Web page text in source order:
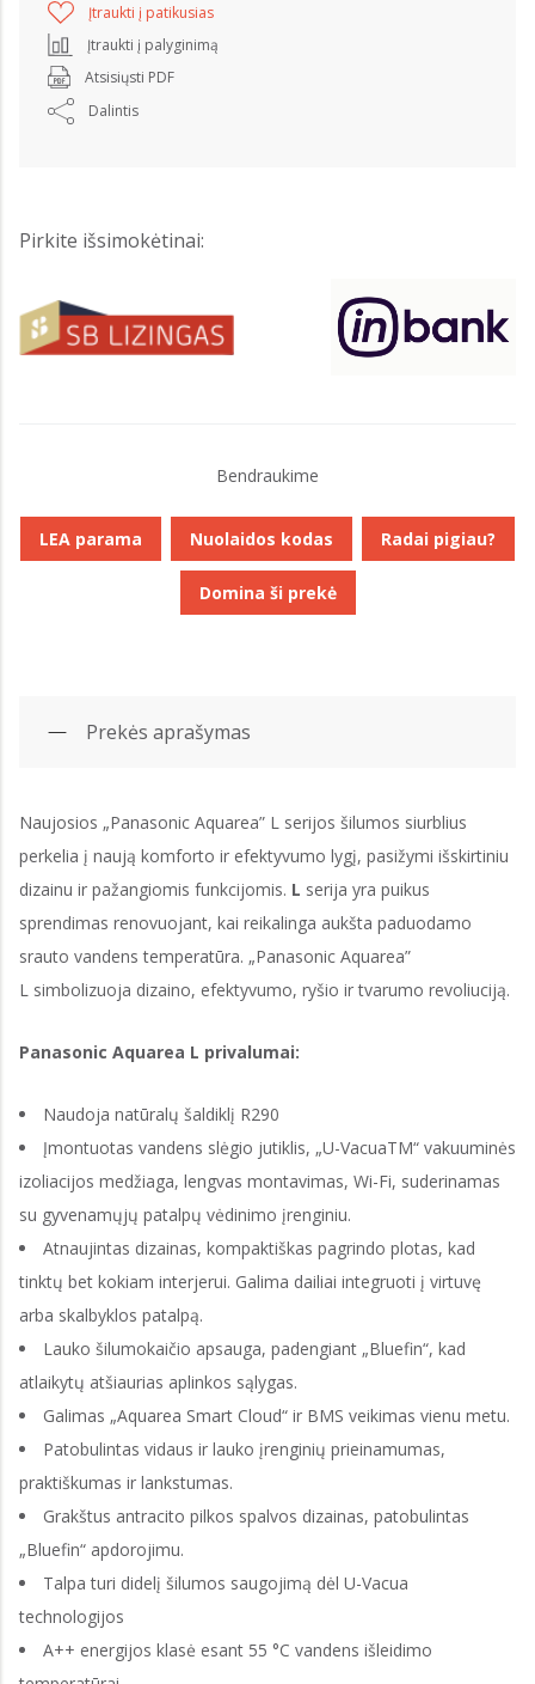
Įtraukti į patikusias
Įtraukti į palyginimą
Atsisiųsti PDF
Dalintis
Pirkite išsimokėtinai:
Bendraukime
LEA parama Nuolaidos kodas Radai pigiau?
Domina ši prekė
Prekės aprašymas
Naujosios „Panasonic Aquarea” L serijos šilumos siurblius
perkelia į naują komforto ir efektyvumo lygį, pasižymi išskirtiniu
dizainu ir pažangiomis funkcijomis. L serija yra puikus
sprendimas renovuojant, kai reikalinga aukšta paduodamo
srauto vandens temperatūra. „Panasonic Aquarea”
L simbolizuoja dizaino, efektyvumo, ryšio ir tvarumo revoliuciją.
Panasonic Aquarea L privalumai:
Naudoja natūralų šaldiklį R290
Įmontuotas vandens slėgio jutiklis, „U-VacuaTM“ vakuuminės
izoliacijos medžiaga, lengvas montavimas, Wi-Fi, suderinamas
su gyvenamųjų patalpų vėdinimo įrenginiu.
Atnaujintas dizainas, kompaktiškas pagrindo plotas, kad
tinktų bet kokiam interjerui. Galima dailiai integruoti į virtuvę
arba skalbyklos patalpą.
Lauko šilumokaičio apsauga, padengiant „Bluefin“, kad
atlaikytų atšiaurias aplinkos sąlygas.
Galimas „Aquarea Smart Cloud“ ir BMS veikimas vienu metu.
Patobulintas vidaus ir lauko įrenginių prieinamumas,
praktiškumas ir lankstumas.
Grakštus antracito pilkos spalvos dizainas, patobulintas
„Bluefin“ apdorojimu.
Talpa turi didelį šilumos saugojimą dėl U-Vacua
technologijos
A++ energijos klasė esant 55 °C vandens išleidimo